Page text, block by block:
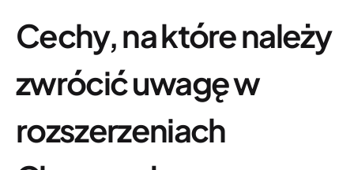
Cechy, na które należy
zwrócić uwagę w
rozszerzeniach